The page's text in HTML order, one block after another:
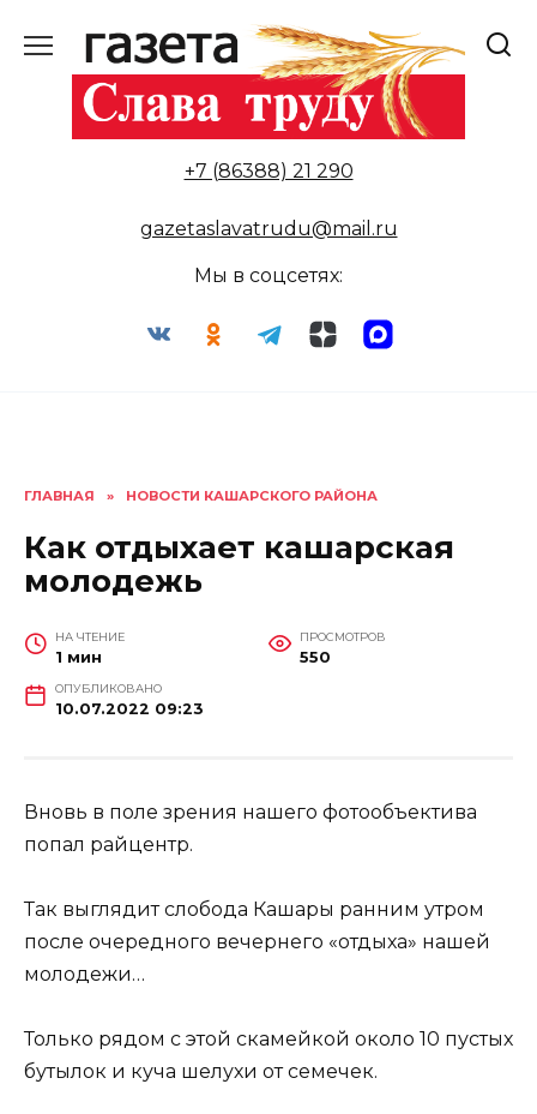
содержанию
+7 (86388) 21 290
gazetaslavatrudu@mail.ru
Мы в соцсетях:
ГЛАВНАЯ » НОВОСТИ КАШАРСКОГО РАЙОНА
Как отдыхает кашарская
молодежь
НА ЧТЕНИЕ
1 мин
ПРОСМОТРОВ
550
ОПУБЛИКОВАНО
10.07.2022 09:23
Вновь в поле зрения нашего фотообъектива
попал райцентр.
Так выглядит слобода Кашары ранним утром
после очередного вечернего «отдыха» нашей
молодежи…
Только рядом с этой скамейкой около 10 пустых
бутылок и куча шелухи от семечек.